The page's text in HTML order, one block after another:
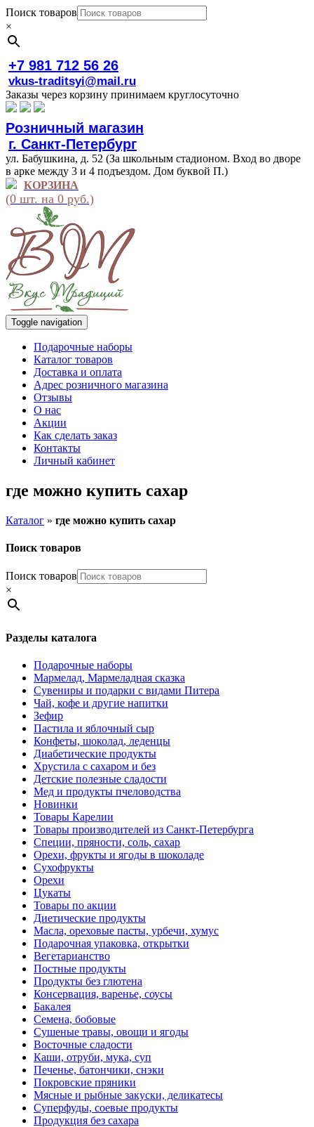
Поиск товаров
×
+7 981 712 56 26
vkus-traditsyi@mail.ru
Заказы через корзину принимаем круглосуточно
Розничный магазин
г. Санкт-Петербург
ул. Бабушкина, д. 52 (За школьным стадионом. Вход во дворе
в арке между 3 и 4 подъездом. Дом буквой П.)
КОРЗИНА
(0 шт. на 0 руб.)
Toggle navigation
Подарочные наборы
Каталог товаров
Доставка и оплата
Адрес розничного магазина
Отзывы
О нас
Акции
Как сделать заказ
Контакты
Личный кабинет
где можно купить сахар
Каталог » где можно купить сахар
Поиск товаров
Поиск товаров
×
Разделы каталога
Подарочные наборы
Мармелад, Мармеладная сказка
Сувениры и подарки с видами Питера
Чай, кофе и другие напитки
Зефир
Пастила и яблочный сыр
Конфеты, шоколад, леденцы
Диабетические продукты
Хрустила с сахаром и без
Детские полезные сладости
Мед и продукты пчеловодства
Новинки
Товары Карелии
Товары производителей из Санкт-Петербурга
Специи, пряности, соль, сахар
Орехи, фрукты и ягоды в шоколаде
Сухофрукты
Орехи
Цукаты
Товары по акции
Диетические продукты
Масла, ореховые пасты, урбечи, хумус
Подарочная упаковка, открытки
Вегетарианство
Постные продукты
Продукты без глютена
Консервация, варенье, соусы
Бакалея
Семена, бобовые
Сушеные травы, овощи и ягоды
Восточные сладости
Каши, отруби, мука, суп
Печенье, батончики, снэки
Покровские пряники
Мясные и рыбные закуски, деликатесы
Суперфуды, соевые продукты
Продукция без сахара